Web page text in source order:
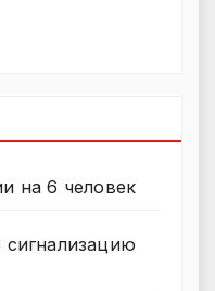
на 6 человек